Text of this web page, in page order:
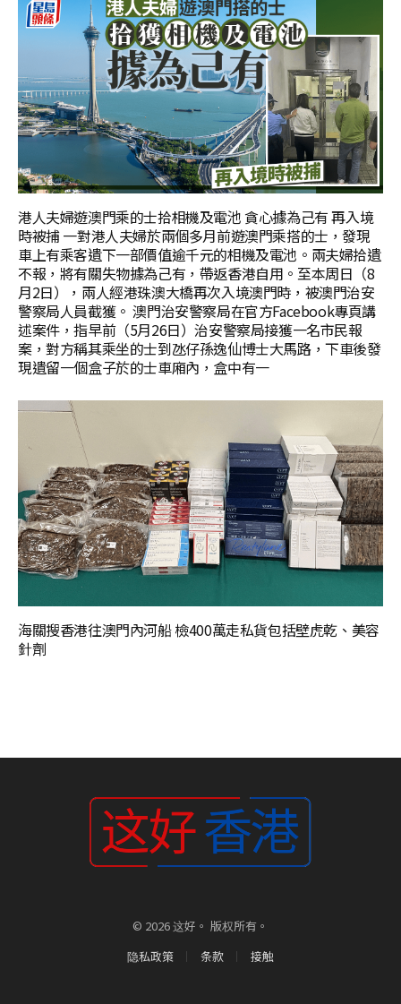
港人夫婦遊澳門乘的士拾相機及電池 貪心據為己有 再入境
時被捕 一對港人夫婦於兩個多月前遊澳門乘搭的士，發現
車上有乘客遺下一部價值逾千元的相機及電池。兩夫婦拾遺
不報，將有關失物據為己有，帶返香港自用。至本周日（8
月2日），兩人經港珠澳大橋再次入境澳門時，被澳門治安
警察局人員截獲。 澳門治安警察局在官方Facebook專頁講
述案件，指早前（5月26日）治安警察局接獲一名市民報
案，對方稱其乘坐的士到氹仔孫逸仙博士大馬路，下車後發
現遺留一個盒子於的士車廂內，盒中有一
海關搜香港往澳門內河船 檢400萬走私貨包括壁虎乾、美容
針劑
© 2026 这好。 版权所有。
隐私政策
条款 接触